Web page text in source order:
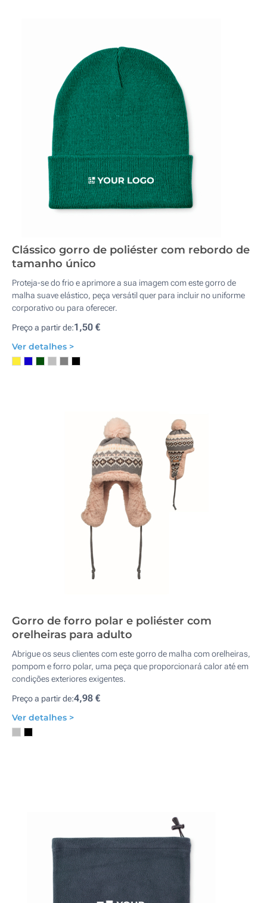
Clássico gorro de poliéster com rebordo de
tamanho único
Proteja-se do frio e aprimore a sua imagem com este gorro de
malha suave elástico, peça versátil quer para incluir no uniforme
corporativo ou para oferecer.
Preço a partir de:1,50 €
Ver detalhes >
Gorro de forro polar e poliéster com
orelheiras para adulto
Abrigue os seus clientes com este gorro de malha com orelheiras,
pompom e forro polar, uma peça que proporcionará calor até em
condições exteriores exigentes.
Preço a partir de:4,98 €
Ver detalhes >